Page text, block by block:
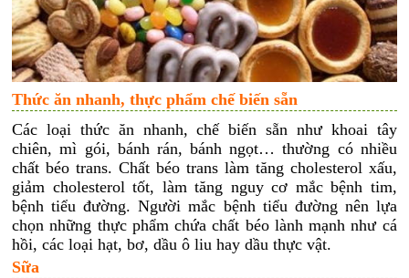
Thức ăn nhanh, thực phẩm chế biến sẵn
Các loại thức ăn nhanh, chế biến sẵn như khoai tây
chiên, mì gói, bánh rán, bánh ngọt… thường có nhiều
chất béo trans. Chất béo trans làm tăng cholesterol xấu,
giảm cholesterol tốt, làm tăng nguy cơ mắc bệnh tim,
bệnh tiểu đường. Người mắc bệnh tiểu đường nên lựa
chọn những thực phẩm chứa chất béo lành mạnh như cá
hồi, các loại hạt, bơ, dầu ô liu hay dầu thực vật.
Sữa